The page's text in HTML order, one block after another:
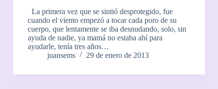
La primera vez que se sintió desprotegido, fue
cuando el viento empezó a tocar cada poro de su
cuerpo, que lentamente se iba desnudando, solo, sin
ayuda de nadie, ya mamá no estaba ahí para
ayudarle, tenía tres años…
juansems
29 de enero de 2013